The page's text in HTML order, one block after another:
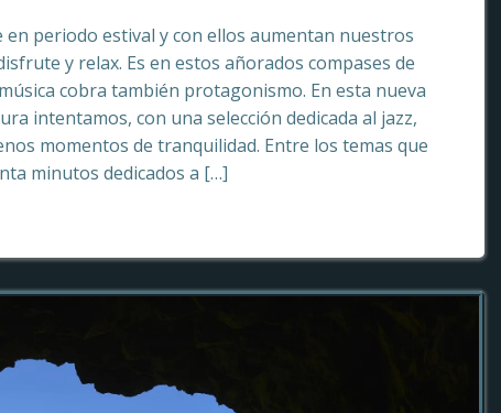
en periodo estival y con ellos aumentan nuestros
y relax. Es en estos añorados compases de
cobra también protagonismo. En esta nueva
intentamos, con una selección dedicada al jazz,
momentos de tranquilidad. Entre los temas que
minutos dedicados a […]